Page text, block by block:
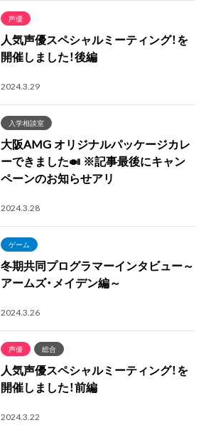
声優
人気声優スペシャルミーティング！を
開催しました！後編
2024.3.29
入学相談室
大阪AMG オリジナルパッケージカレ
ーできました🍛 ※記事最後にキャン
ペーンのお知らせアリ
2024.3.28
ゲーム
冬期共同プログラマーインタビュー～
アームズ・メイデン編～
2024.3.26
声優 総合
人気声優スペシャルミーティング！を
開催しました！前編
2024.3.22